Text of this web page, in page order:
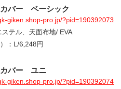
バー ベーシック
giken.shop-pro.jp/?pid=190392073
テル、天面布地/ EVA
：L/6,248円
カバー ユニ
giken.shop-pro.jp/?pid=190392074